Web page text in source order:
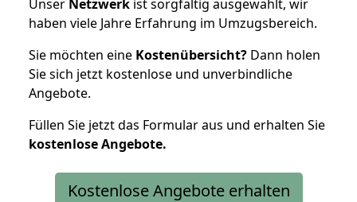
Unser Netzwerk ist sorgfältig ausgewählt, wir
haben viele Jahre Erfahrung im Umzugsbereich.
Sie möchten eine Kostenübersicht? Dann holen
Sie sich jetzt kostenlose und unverbindliche
Angebote.
Füllen Sie jetzt das Formular aus und erhalten Sie
kostenloseAngebote.
Kostenlose Angebote erhalten